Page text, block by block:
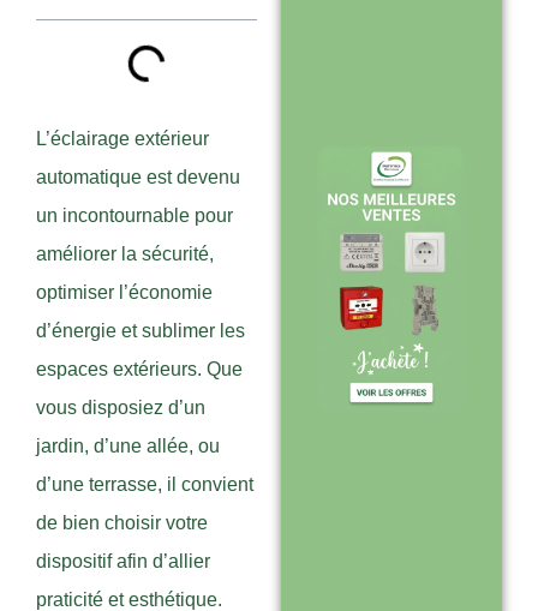
L’éclairage extérieur
automatique est devenu
un incontournable pour
améliorer la sécurité,
optimiser l’économie
d’énergie et sublimer les
espaces extérieurs. Que
vous disposiez d’un
jardin, d’une allée, ou
d’une terrasse, il convient
de bien choisir votre
dispositif afin d’allier
praticité et esthétique.
Expédition sous
24-48h :
livraison rapide
après validation
de commande